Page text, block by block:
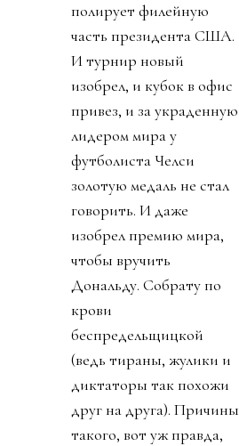
полирует филейную
часть президента США.
И турнир новый
изобрел, и кубок в офис
привез, и за украденную
лидером мира у
футболиста Челси
золотую медаль не стал
говорить. И даже
изобрел премию мира,
чтобы вручить
Дональду. Собрату по
крови
беспредельщицкой
(ведь тираны, жулики и
диктаторы так похожи
друг на друга). Причины
такого, вот уж правда,